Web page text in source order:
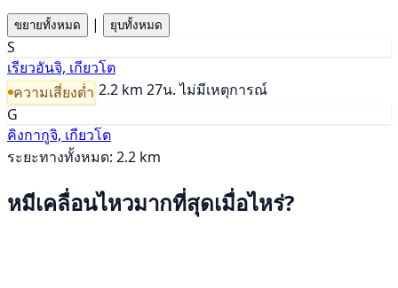
ขยายทั้งหมด | ยุบทั้งหมด
S
เรียวอันจิ, เกียวโต
ความเสี่ยงต่ำ 2.2 km 27น. ไม่มีเหตุการณ์
G
คิงกากูจิ, เกียวโต
ระยะทางทั้งหมด: 2.2 km
หมีเคลื่อนไหวมากที่สุดเมื่อไหร่?